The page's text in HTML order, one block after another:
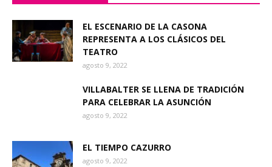
EL ESCENARIO DE LA CASONA
REPRESENTA A LOS CLÁSICOS DEL
TEATRO
agosto 9, 2022
VILLABALTER SE LLENA DE TRADICIÓN
PARA CELEBRAR LA ASUNCIÓN
agosto 9, 2022
EL TIEMPO CAZURRO
agosto 9, 2022